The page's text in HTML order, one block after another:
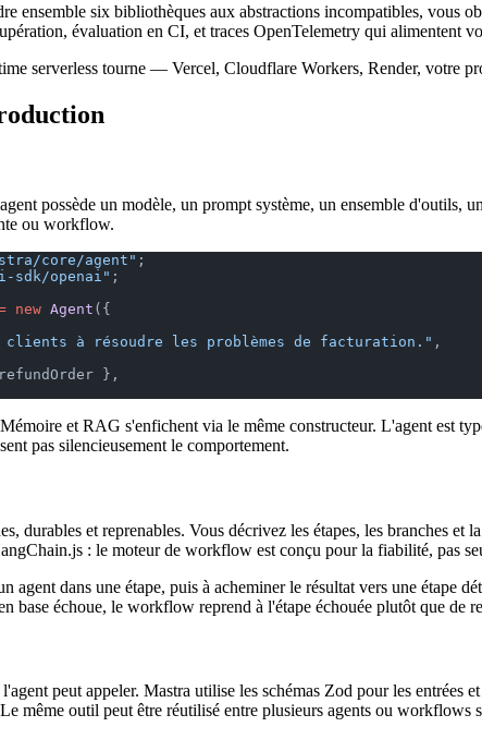
ensemble six bibliothèques aux abstractions incompatibles,
évaluation en CI, et traces OpenTelemetry qui alimentent
serverless tourne — Vercel, Cloudflare Workers, Render, votre
possède un modèle, un prompt système, un ensemble
ou workflow.
core/agent" ;
sdk/openai" ;
new Agent ({
à résoudre les problèmes de facturation." ,
},
et RAG s'enfichent via le même constructeur. L'agent est
pas silencieusement le comportement.
durables et reprenables. Vous décrivez les étapes, les branches
: le moteur de workflow est conçu pour la fiabilité, pas
agent dans une étape, puis à acheminer le résultat vers une étape
base échoue, le workflow reprend à l'étape échouée plutôt que de
peut appeler. Mastra utilise les schémas Zod pour les
même outil peut être réutilisé entre plusieurs agents ou workflows